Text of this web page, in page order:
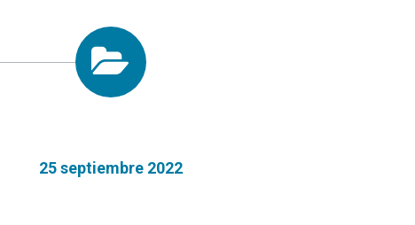
25 septiembre 2022